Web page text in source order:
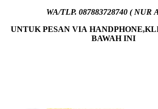
WA/TLP. 087883728740 ( NUR
UNTUK PESAN VIA
BAWAH INI